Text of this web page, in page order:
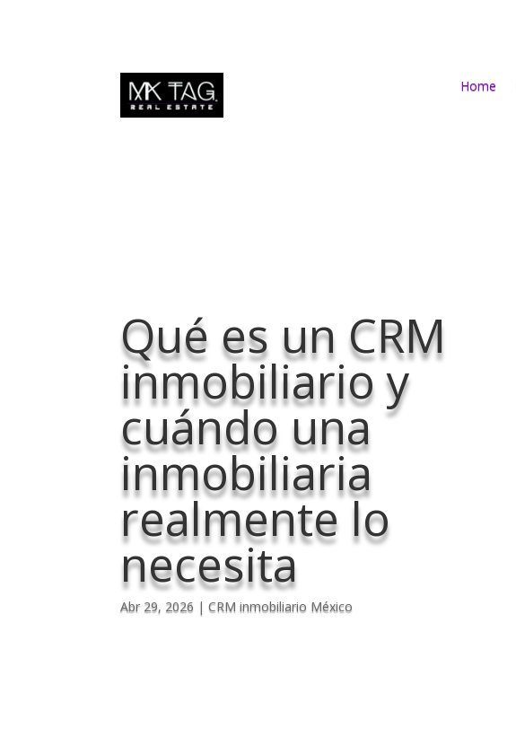
Home
Qué es un CRM
inmobiliario y
cuándo una
inmobiliaria
realmente lo
necesita
Abr 29, 2026 |CRM inmobiliario México